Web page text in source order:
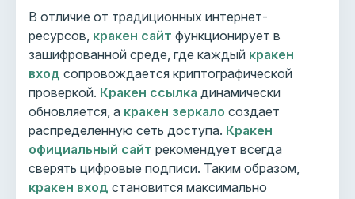
В отличие от традиционных интернет-
ресурсов, кракен сайт функционирует в
зашифрованной среде, где каждый кракен
вход сопровождается криптографической
проверкой. Кракен ссылка динамически
обновляется, а кракен зеркало создает
распределенную сеть доступа. Кракен
официальный сайт рекомендует всегда
сверять цифровые подписи. Таким образом,
кракен вход становится максимально